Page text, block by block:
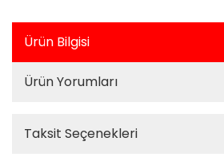
Ürün Bilgisi
Ürün Yorumları
Taksit Seçenekleri